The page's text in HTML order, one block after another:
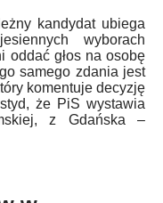
kandydat ubiega
wyborach
oddać głos na osobę
samego zdania jest
komentuje decyzję
że PiS wystawia
z Gdańska –